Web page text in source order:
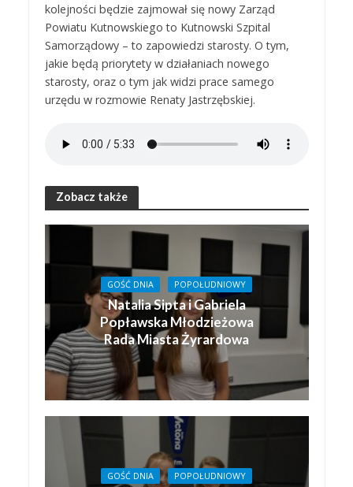
kolejności będzie zajmował się nowy Zarząd
Powiatu Kutnowskiego to Kutnowski Szpital
Samorządowy – to zapowiedzi starosty. O tym,
jakie będą priorytety w działaniach nowego
starosty, oraz o tym jak widzi prace samego
urzędu w rozmowie Renaty Jastrzębskiej.
Zobacz także
GOŚĆ DNIA POPOŁUDNIOWY
Natalia Sipta i Gabriela
Popławska Młodzieżowa
Rada Miasta Żyrardowa
GOŚĆ DNIA POPOŁUDNIOWY